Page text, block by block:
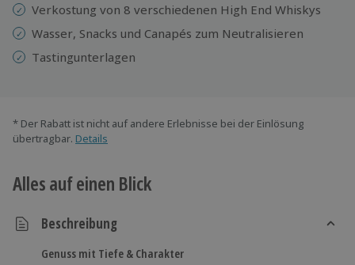
Verkostung von 8 verschiedenen High End Whiskys
Wasser, Snacks und Canapés zum Neutralisieren
Tastingunterlagen
* Der Rabatt ist nicht auf andere Erlebnisse bei der Einlösung
übertragbar. Details
Alles auf einen Blick
Beschreibung
Genuss mit Tiefe & Charakter